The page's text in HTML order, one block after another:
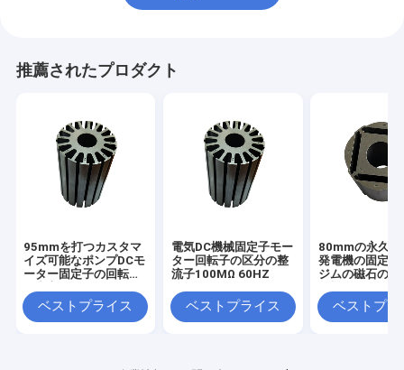
推薦されたプロダクト
95mmを打つカスタマ
イズ可能なポンプDCモ
ーター固定子の回転子
ベストプライス
電気DC機械固定子モー
ター回転子の区分の整
流子100MΩ 60HZ
ベストプライス
80mmの永久的
発電機の固定子
ジムの磁石の中
ベストプラ